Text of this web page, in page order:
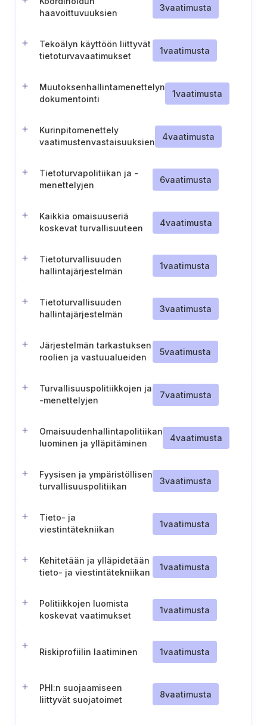
haavoittuvuuksien
ylläpitäminen
3vaatimusta
Tekoälyn käyttöön liittyvät
tietoturvavaatimukset
1vaatimusta
Muutoksenhallintamenettelyn
dokumentointi
1vaatimusta
Kurinpitomenettely
vaatimustenvastaisuuksien
4vaatimusta
Tietoturvapolitiikan ja -
menettelyjen
6vaatimusta
Kaikkia omaisuuseriä
koskevat turvallisuuteen
4vaatimusta
Tietoturvallisuuden
hallintajärjestelmän
1vaatimusta
Tietoturvallisuuden
hallintajärjestelmän
3vaatimusta
Järjestelmän tarkastuksen
roolien ja vastuualueiden
5vaatimusta
Turvallisuuspolitiikkojen ja
-menettelyjen
7vaatimusta
Omaisuudenhallintapolitiikan
luominen ja ylläpitäminen
4vaatimusta
Fyysisen ja ympäristöllisen
turvallisuuspolitiikan
3vaatimusta
Tieto- ja
viestintätekniikan
raportin laatiminen ja
ylläpitäminen
1vaatimusta
Kehitetään ja ylläpidetään
tieto- ja viestintätekniikan
1vaatimusta
Politiikkojen luomista
koskevat vaatimukset
1vaatimusta
Riskiprofiilin laatiminen 1vaatimusta
PHI:n suojaamiseen
liittyvät suojatoimet
8vaatimusta